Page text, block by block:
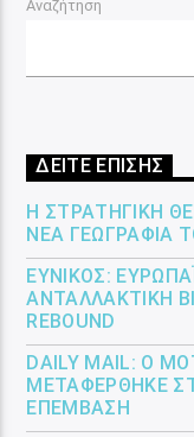
Αναζήτηση
ΔΕΙΤΕ ΕΠΙΣΗΣ
Η ΣΤΡΑΤΗΓΙΚΉ
ΝΈΑ ΓΕΩΓΡΑΦΊΑ
ΕΎΝΙΚΟΣ:
ΑΝΤΑΛΛΑΚΤΙΚΉ
REBOUND
DAILY MAIL: Ο
ΜΕΤΑΦΈΡΘΗΚΕ
ΕΠΈΜΒΑΣΗ